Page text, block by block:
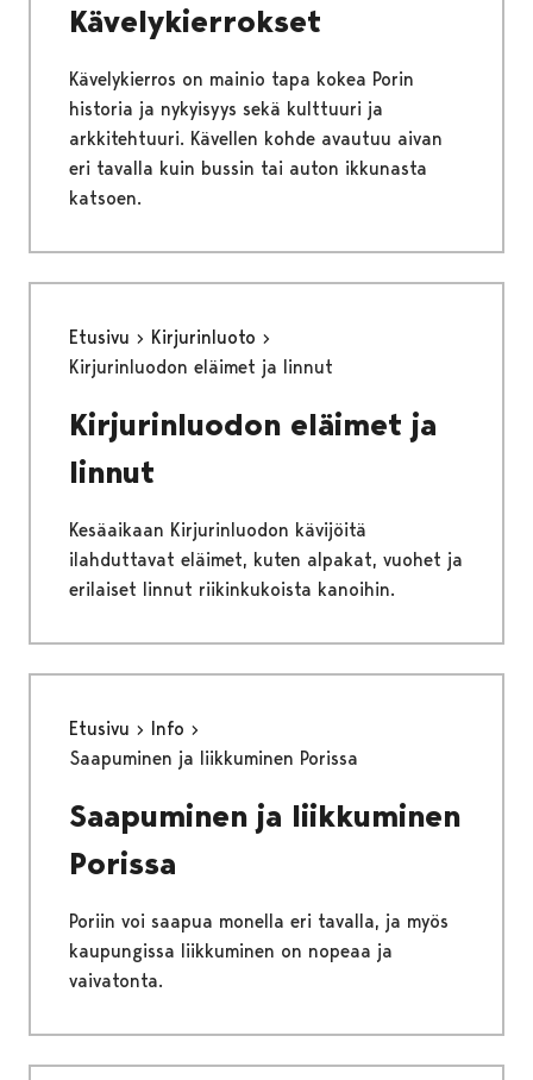
Kävelykierrokset
Kävelykierros on mainio tapa kokea Porin
historia ja nykyisyys sekä kulttuuri ja
arkkitehtuuri. Kävellen kohde avautuu aivan
eri tavalla kuin bussin tai auton ikkunasta
katsoen.
Etusivu
Kirjurinluoto
Kirjurinluodon eläimet ja linnut
Kirjurinluodon eläimet ja
linnut
Kesäaikaan Kirjurinluodon kävijöitä
ilahduttavat eläimet, kuten alpakat, vuohet ja
erilaiset linnut riikinkukoista kanoihin.
Etusivu
Info
Saapuminen ja liikkuminen Porissa
Saapuminen ja liikkuminen
Porissa
Poriin voi saapua monella eri tavalla, ja myös
kaupungissa liikkuminen on nopeaa ja
vaivatonta.